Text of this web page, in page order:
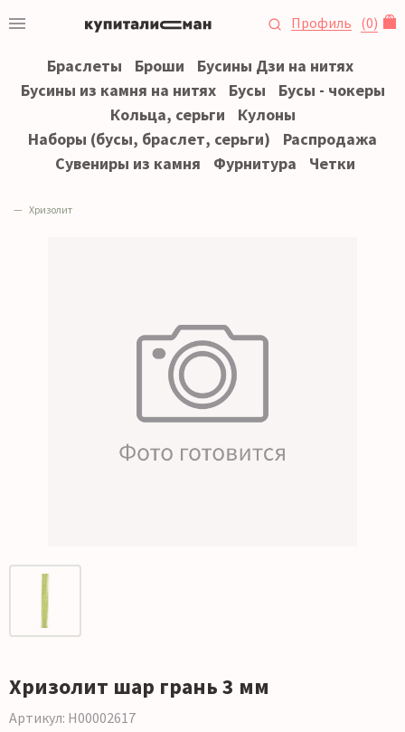
Профиль (0)
Браслеты Броши
Бусины Дзи на нитях
Бусины из камня на нитях
Бусы
Бусы - чокеры
Кольца, серьги
Кулоны
Наборы (бусы, браслет, серьги)
Распродажа
Сувениры из камня
Фурнитура Четки
Хризолит
Хризолит шар грань 3 мм
Артикул: Н00002617